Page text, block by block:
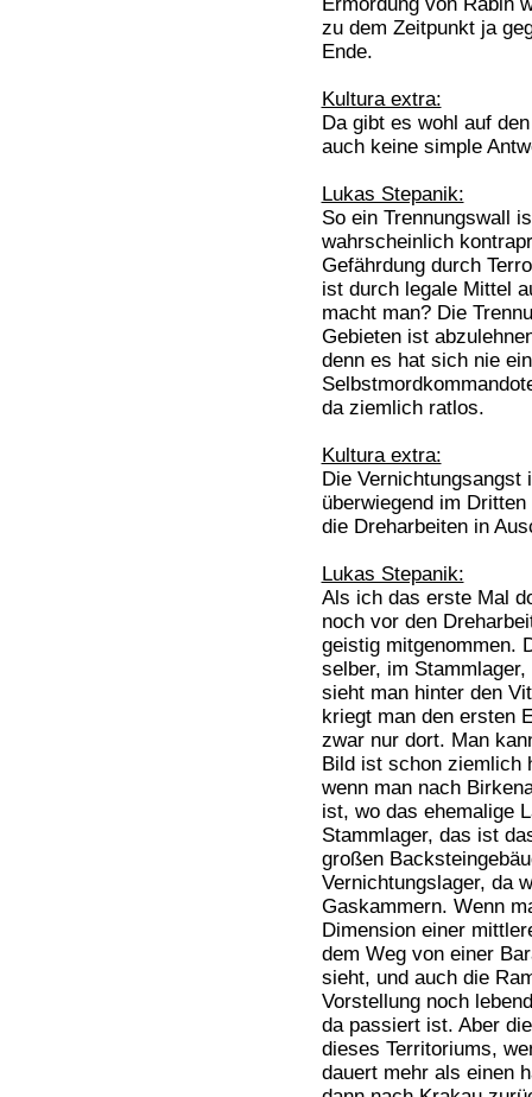
zu dem Zeitpunkt ja
Ende.
Kultura extra:
Da gibt es wohl auf
auch keine simple
Lukas Stepanik:
So ein Trennungswall
wahrscheinlich
Gefährdung durch
ist durch legale Mittel
macht man? Die
Gebieten ist
denn es hat sich nie
da ziemlich ratlos.
Kultura extra:
Die Vernichtungsangst
überwiegend im
die Dreharbeiten in
Lukas Stepanik:
Als ich das erste Mal
noch vor den
geistig mitgenommen.
selber, im
sieht man hinter den
kriegt man den ersten
zwar nur dort. Man
Bild ist schon ziemlich
wenn man nach
ist, wo das ehemalige
Stammlager, das ist
großen
Vernichtungslager, da
Gaskammern. Wenn
Dimension einer
dem Weg von einer
sieht, und auch die
Vorstellung noch
da passiert ist. Aber
dieses Territoriums,
dauert mehr als einen